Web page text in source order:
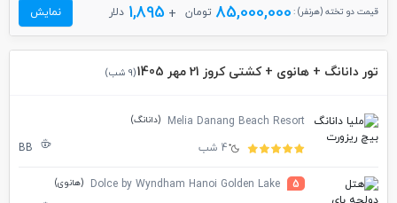
قیمت دو تخته (هرنفر) : 85,000,000 تومان 1,895 دلار نمایش
تور دانانگ + هانوی + کشتی کروز 21 مهر 1405 (9 شب)
Melia Danang Beach Resort (دانانگ)
4 شب BB
5
Dolce by Wyndham Hanoi Golden Lake (هانوی)